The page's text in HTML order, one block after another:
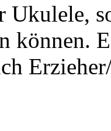
Ukulele,
können.